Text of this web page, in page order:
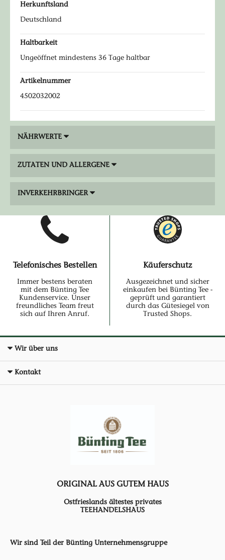
Herkunftsland
Deutschland
Haltbarkeit
Ungeöffnet mindestens 36 Tage haltbar
Artikelnummer
4502032002
NÄHRWERTE
ZUTATEN UND ALLERGENE
INVERKEHRBRINGER
Telefonisches Bestellen
Immer bestens beraten
mit dem Bünting Tee
Kundenservice. Unser
freundliches Team freut
sich auf Ihren Anruf.
Käuferschutz
Ausgezeichnet und sicher
einkaufen bei Bünting Tee -
geprüft und garantiert
durch das Gütesiegel von
Trusted Shops.
Wir über uns
Kontakt
ORIGINAL AUS GUTEM HAUS
Ostfrieslands ältestes privates
TEEHANDELSHAUS
Wir sind Teil der Bünting Unternehmensgruppe